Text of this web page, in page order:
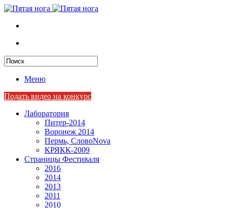
Меню
Подать видео на конкурс
Лаборатория
Питер-2014
Воронеж 2014
Пермь, СловоNova
КРЯКК-2009
Страницы Фестиваля
2016
2014
2013
2011
2010